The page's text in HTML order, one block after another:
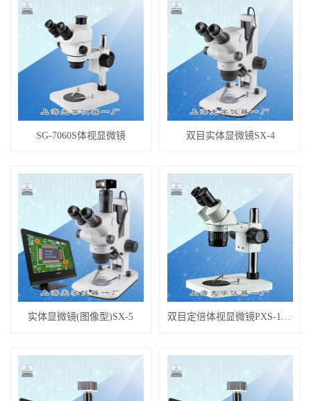
SG-7060S体视显微镜 双目实体显微镜SX-4
实体显微镜(图像型)SX-5 双目定倍体视显微镜PXS-1040V...